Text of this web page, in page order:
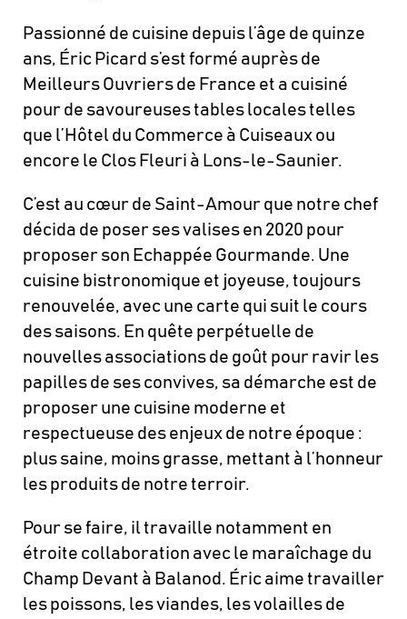
Passionné de cuisine depuis l’âge de quinze
ans, Éric Picard s’est formé auprès de
Meilleurs Ouvriers de France et a cuisiné
pour de savoureuses tables locales telles
que l’Hôtel du Commerce à Cuiseaux ou
encore le Clos Fleuri à Lons-le-Saunier.
C’est au cœur de Saint-Amour que notre chef
décida de poser ses valises en 2020 pour
proposer son Echappée Gourmande. Une
cuisine bistronomique et joyeuse, toujours
renouvelée, avec une carte qui suit le cours
des saisons. En quête perpétuelle de
nouvelles associations de goût pour ravir les
papilles de ses convives, sa démarche est de
proposer une cuisine moderne et
respectueuse des enjeux de notre époque :
plus saine, moins grasse, mettant à l’honneur
les produits de notre terroir.
Pour se faire, il travaille notamment en
étroite collaboration avec le maraîchage du
Champ Devant à Balanod. Éric aime travailler
les poissons, les viandes, les volailles de